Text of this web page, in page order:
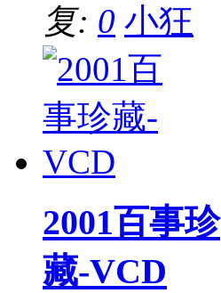
复: 0 小狂
2001百事珍
藏-VCD